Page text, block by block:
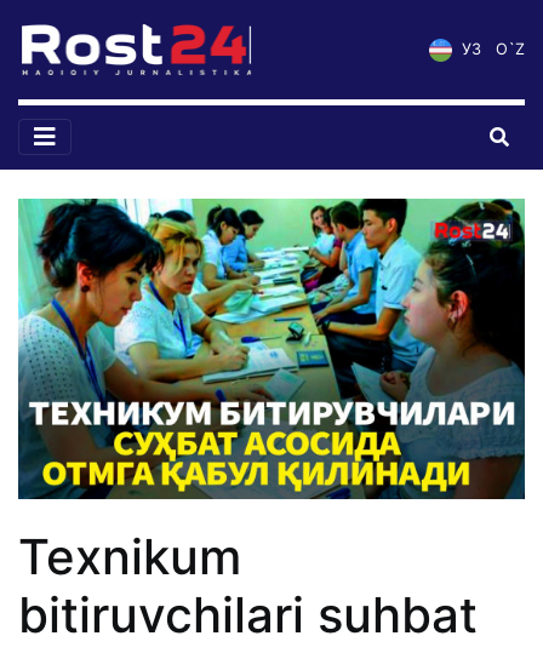
УЗ O`Z
Texnikum
bitiruvchilari suhbat